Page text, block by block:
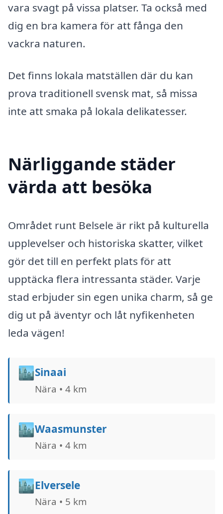
vara svagt på vissa platser. Ta också med
dig en bra kamera för att fånga den
vackra naturen.
Det finns lokala matställen där du kan
prova traditionell svensk mat, så missa
inte att smaka på lokala delikatesser.
Närliggande städer
värda att besöka
Området runt Belsele är rikt på kulturella
upplevelser och historiska skatter, vilket
gör det till en perfekt plats för att
upptäcka flera intressanta städer. Varje
stad erbjuder sin egen unika charm, så ge
dig ut på äventyr och låt nyfikenheten
leda vägen!
🏙️Sinaai
Nära • 4 km
🏙️Waasmunster
Nära • 4 km
🏙️Elversele
Nära • 5 km